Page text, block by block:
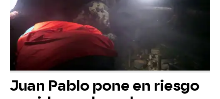
Juan Pablo pone en riesgo